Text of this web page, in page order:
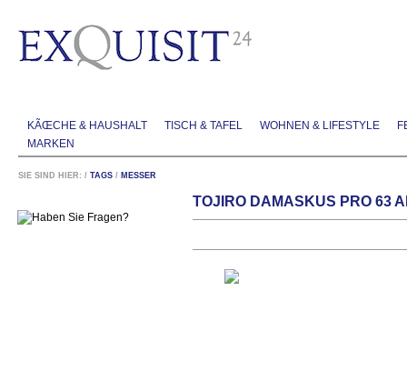
KÃŒCHE & HAUSHALT TISCH & TAFEL WOHNEN & LIFESTYLE
MARKEN
SIE SIND HIER: / TAGS / MESSER
TOJIRO DAMASKUS PRO 63